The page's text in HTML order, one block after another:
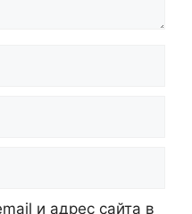
и адрес сайта в